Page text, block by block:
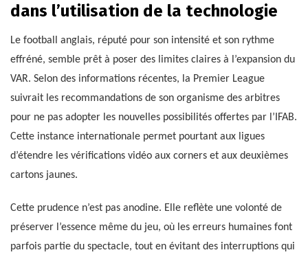
dans l’utilisation de la technologie
Le football anglais, réputé pour son intensité et son rythme
effréné, semble prêt à poser des limites claires à l’expansion du
VAR. Selon des informations récentes, la Premier League
suivrait les recommandations de son organisme des arbitres
pour ne pas adopter les nouvelles possibilités offertes par l’IFAB.
Cette instance internationale permet pourtant aux ligues
d’étendre les vérifications vidéo aux corners et aux deuxièmes
cartons jaunes.
Cette prudence n’est pas anodine. Elle reflète une volonté de
préserver l’essence même du jeu, où les erreurs humaines font
parfois partie du spectacle, tout en évitant des interruptions qui